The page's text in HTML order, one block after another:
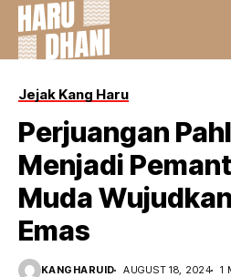
Jejak Kang Haru
Perjuangan
Menjadi
Muda
Emas
KANGHARUID AUGUST 18, 2024 1